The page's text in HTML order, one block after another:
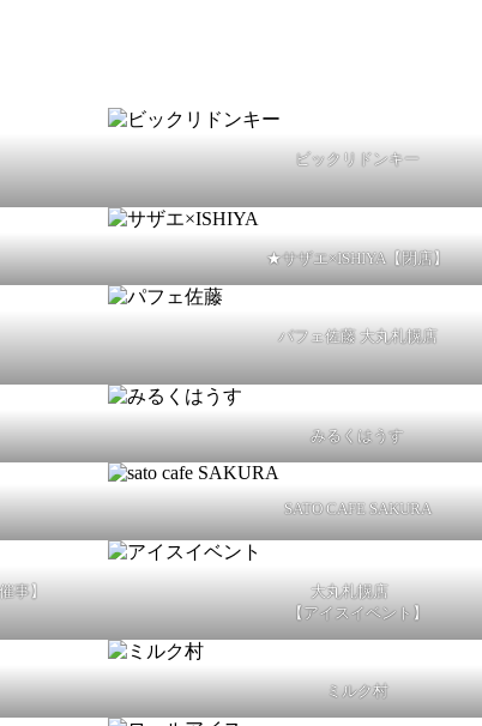
ビックリドンキー
★サザエ×ISHIYA【閉店】
パフェ佐藤 大丸札幌店
みるくはうす
SATO CAFE SAKURA
事】
大丸札幌店
【アイスイベント】
ミルク村